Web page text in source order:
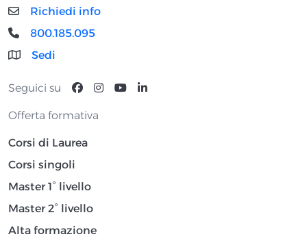
Richiedi info
800.185.095
Sedi
Seguici su
Offerta formativa
Corsi di Laurea
Corsi singoli
Master 1° livello
Master 2° livello
Alta formazione